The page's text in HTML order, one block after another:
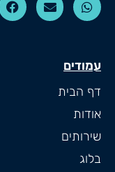
עמודים
דף הבית
אודות
שירותים
בלוג